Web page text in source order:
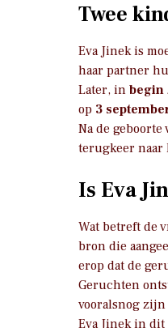
Twee
Eva Jinek is
haar partner
Later, in begin
op 3
Na de
terugkeer naar
Is Eva
Wat betreft de
bron die
erop dat de
Geruchten
vooralsnog
Eva Jinek in dit